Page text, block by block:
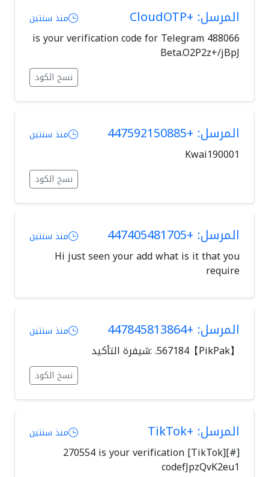
المرسل: +CloudOTP منذ سنتين
488066 is your verification code for Telegram
Beta.O2P2z+/jBpJ
نسخ الكود
المرسل: +447592150885 منذ سنتين
Kwai190001
نسخ الكود
المرسل: +447405481705 منذ سنتين
Hi just seen your add what is it that you
require
المرسل: +447845813864 منذ سنتين
【PikPak】567184. :شيفرة التأكيد
نسخ الكود
المرسل: +TikTok منذ سنتين
[#][TikTok] 270554 is your verification
codefJpzQvK2eu1